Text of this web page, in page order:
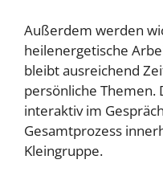
Außerdem werden
heilenergetische
bleibt ausreichend
persönliche Themen.
interaktiv im
Gesamtprozess
Kleingruppe.